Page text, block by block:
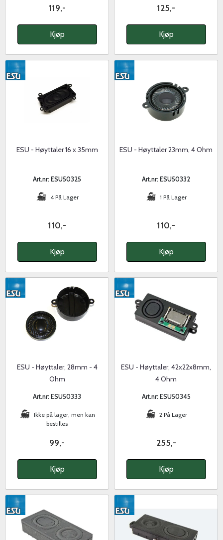
119,-
Kjøp
125,-
Kjøp
ESU - Høyttaler 16 x 35mm
Art.nr: ESU50325
4 På Lager
110,-
Kjøp
ESU - Høyttaler 23mm, 4 Ohm
Art.nr: ESU50332
1 På Lager
110,-
Kjøp
ESU - Høyttaler, 28mm - 4
Ohm
Art.nr: ESU50333
Ikke på lager, men kan
bestilles
99,-
Kjøp
ESU - Høyttaler, 42x22x8mm,
4 Ohm
Art.nr: ESU50345
2 På Lager
255,-
Kjøp